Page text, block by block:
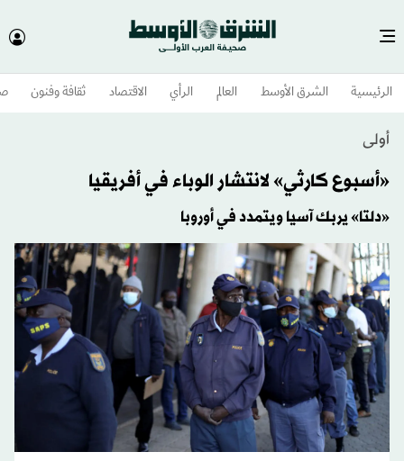
الرئيسية الشرق الأوسط​ العالم الرأي الاقتصاد ثقافة وفنون
أولى
«أسبوع كارثي» لانتشار الوباء في أفريقيا
«دلتا» يربك آسيا ويتمدد في أوروبا